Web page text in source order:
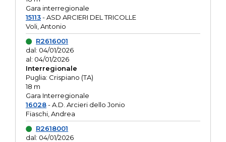
Gara interregionale
15113- ASD ARCIERI DEL TRICOLLE
Voli, Antonio
R2616001
dal: 04/01/2026
al: 04/01/2026
Interregionale
Puglia: Crispiano (TA)
18 m
Gara Interregionale
16028- A.D. Arcieri dello Jonio
Fiaschi, Andrea
R2618001
dal: 04/01/2026